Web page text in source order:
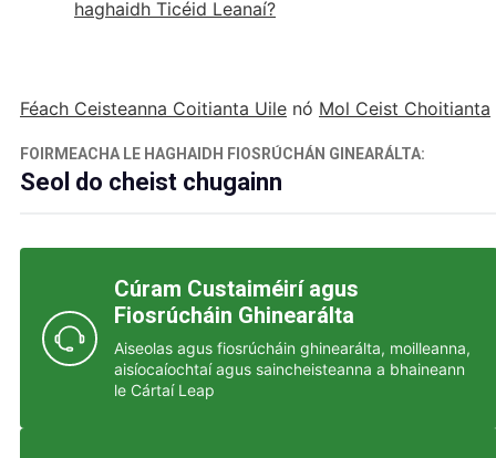
haghaidh Ticéid Leanaí?
Féach Ceisteanna Coitianta Uile nó Mol Ceist Choitianta
FOIRMEACHA LE HAGHAIDH FIOSRÚCHÁN GINEARÁLTA:
Seol do cheist chugainn
Úsáid na naisc thíos chun do chuid fiosrúchán a sheoladh chugainn ar ábhair éagsúla.
Cúram Custaiméirí agus
Fiosrúcháin Ghinearálta
Aiseolas agus fiosrúcháin ghinearálta, moilleanna,
aisíocaíochtaí agus saincheisteanna a bhaineann
le Cártaí Leap